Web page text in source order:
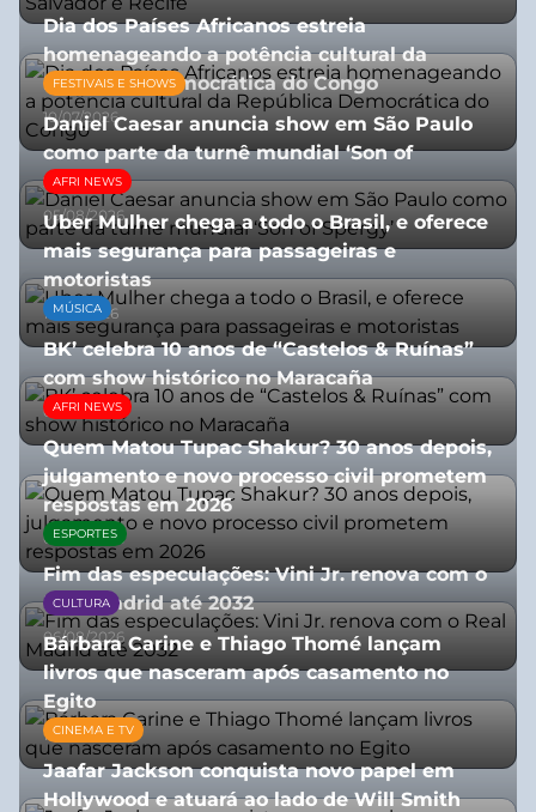
Dia dos Países Africanos estreia
homenageando a potência cultural da
República Democrática do Congo
10/07/2026
FESTIVAIS E SHOWS
Daniel Caesar anuncia show em São Paulo
como parte da turnê mundial ‘Son of
Spergy’
05/08/2026
AFRI NEWS
Uber Mulher chega a todo o Brasil, e oferece
mais segurança para passageiras e
motoristas
10/07/2026
MÚSICA
BK’ celebra 10 anos de “Castelos & Ruínas”
com show histórico no Maracaña
06/08/2026
AFRI NEWS
Quem Matou Tupac Shakur? 30 anos depois,
julgamento e novo processo civil prometem
respostas em 2026
05/08/2026
ESPORTES
Fim das especulações: Vini Jr. renova com o
Real Madrid até 2032
06/08/2026
CULTURA
Bárbara Carine e Thiago Thomé lançam
livros que nasceram após casamento no
Egito
10/07/2026
CINEMA E TV
Jaafar Jackson conquista novo papel em
Hollywood e atuará ao lado de Will Smith